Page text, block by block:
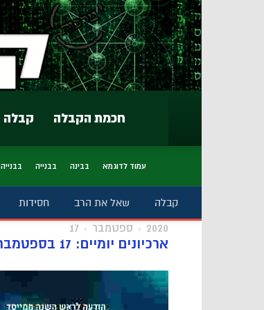
קבלה חכמת הקבלה
עמוד לדוגמא בבינה בבנייה בבנייה
קבלה שאל את הרב חסידות
2020 ספטמבר 17
ארכיונים יומיים: 17 בספטמבר 2020